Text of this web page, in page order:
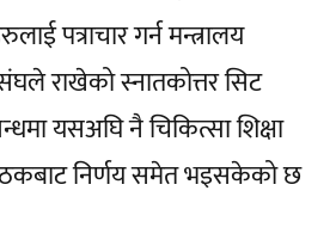
पत्राचार गर्न मन्त्रालय
राखेको स्नातकोत्तर सिट
यसअघि नै चिकित्सा शिक्षा
निर्णय समेत भइसकेको छ